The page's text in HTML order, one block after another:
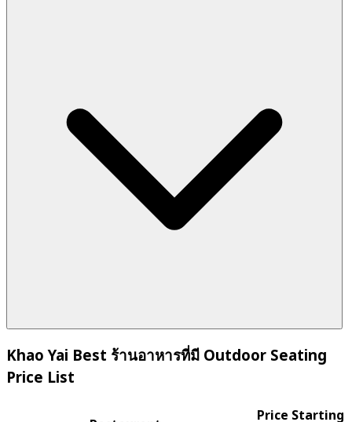
Khao Yai Best ร้านอาหารที่มี Outdoor Seating
Price List
Price Starting